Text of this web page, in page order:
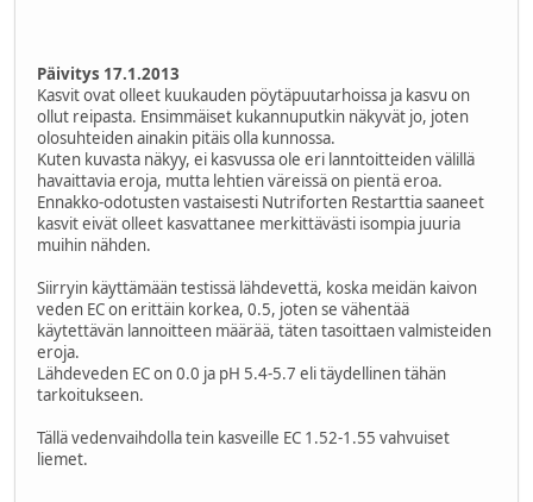
Päivitys 17.1.2013
Kasvit ovat olleet kuukauden pöytäpuutarhoissa ja kasvu on
ollut reipasta. Ensimmäiset kukannuputkin näkyvät jo, joten
olosuhteiden ainakin pitäis olla kunnossa.
Kuten kuvasta näkyy, ei kasvussa ole eri lanntoitteiden välillä
havaittavia eroja, mutta lehtien väreissä on pientä eroa.
Ennakko-odotusten vastaisesti Nutriforten Restarttia saaneet
kasvit eivät olleet kasvattanee merkittävästi isompia juuria
muihin nähden.
Siirryin käyttämään testissä lähdevettä, koska meidän kaivon
veden EC on erittäin korkea, 0.5, joten se vähentää
käytettävän lannoitteen määrää, täten tasoittaen valmisteiden
eroja.
Lähdeveden EC on 0.0 ja pH 5.4-5.7 eli täydellinen tähän
tarkoitukseen.
Tällä vedenvaihdolla tein kasveille EC 1.52-1.55 vahvuiset
liemet.